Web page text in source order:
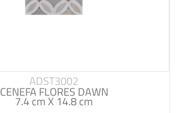
ADST3002
CENEFA FLORES DAWN
7.4 cm X 14.8 cm